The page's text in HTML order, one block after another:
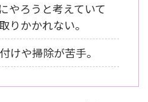
やろうと考えていて
りかかれない。
けや掃除が苦手。